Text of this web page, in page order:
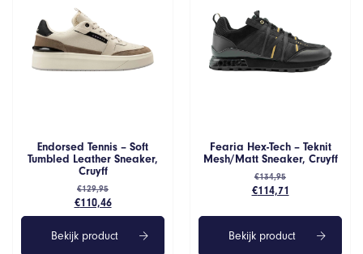
Endorsed Tennis – Soft
Tumbled Leather Sneaker,
Cruyff
€129,95
Oorspronkelijke
prijs
was:
€129,95.
€110,46Huidige
prijs
is:
Bekijk product
Fearia Hex-Tech – Teknit
Mesh/Matt Sneaker, Cruyff
€134,95
Oorspronkelijke
was:
€134,95.
€114,71
is:
€114,71.
Bekijk product